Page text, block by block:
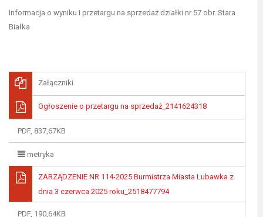
Informacja o wyniku I przetargu na sprzedaż działki nr 57 obr. Stara
Białka
Załączniki
Ogłoszenie o przetargu na sprzedaż_2141624318
PDF, 837,67KB
metryka
ZARZĄDZENIE NR 114-2025 Burmistrza Miasta Lubawka z
dnia 3 czerwca 2025 roku_2518477794
PDF, 190,64KB